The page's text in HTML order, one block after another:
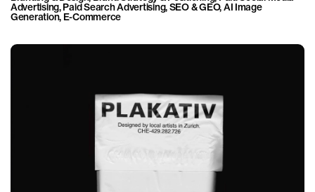
Advertising, Paid Search Advertising, SEO & GEO, AI Image
Generation, E-Commerce